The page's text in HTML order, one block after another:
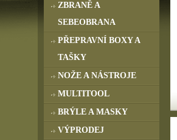
ZBRANĚ A
SEBEOBRANA
PŘEPRAVNÍ BOXY A
TAŠKY
NOŽE A NÁSTROJE
MULTITOOL
BRÝLE A MASKY
VÝPRODEJ